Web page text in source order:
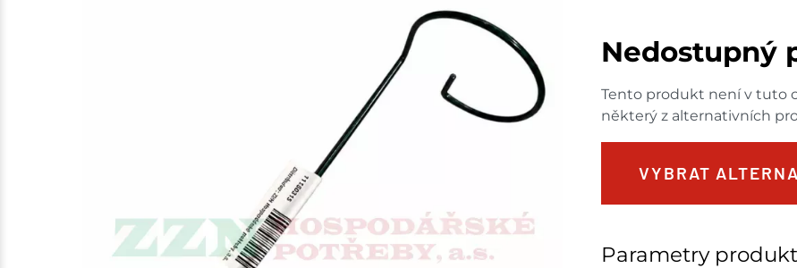
Nedostupný
Tento produkt není v tuto
některý z alternativních
VYBRAT
Parametry